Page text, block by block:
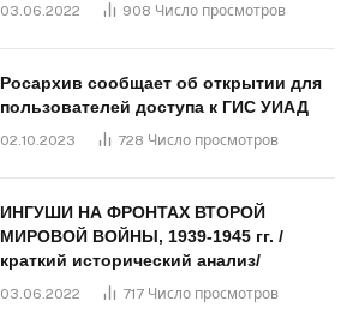
03.06.2022 908 Число просмотров
Росархив сообщает об открытии для
пользователей доступа к ГИС УИАД
02.10.2023 728 Число просмотров
ИНГУШИ НА ФРОНТАХ ВТОРОЙ
МИРОВОЙ ВОЙНЫ, 1939-1945 гг. /
краткий исторический анализ/
03.06.2022 717 Число просмотров